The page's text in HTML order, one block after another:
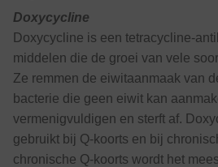
Doxycycline
Doxycycline is een tetracycline-
middelen die de groei van vele
Ze remmen de eiwitaanmaak van
bacterie die geen eiwit kan
vermenigvuldigen en sterft af.
gebruikt bij Q-koorts en bij
chronische Q-koorts wordt het